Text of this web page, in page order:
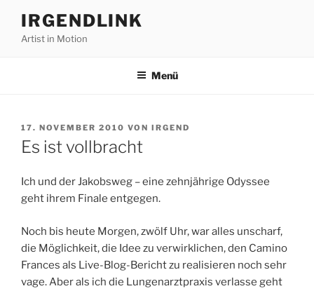
Inhalt
springen
IRGENDLINK
Artist in Motion
Menü
VERÖFFENTLICHT
AM
17. NOVEMBER 2010 VON IRGEND
Es ist vollbracht
Ich und der Jakobsweg – eine zehnjährige Odyssee
geht ihrem Finale entgegen.
Noch bis heute Morgen, zwölf Uhr, war alles unscharf,
die Möglichkeit, die Idee zu verwirklichen, den Camino
Frances als Live-Blog-Bericht zu realisieren noch sehr
vage. Aber als ich die Lungenarztpraxis verlasse geht